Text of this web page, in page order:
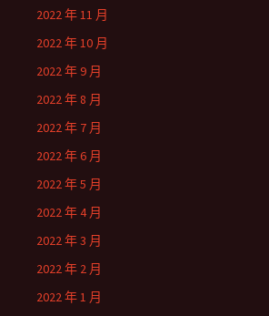
2022 年 11 月
2022 年 10 月
2022 年 9 月
2022 年 8 月
2022 年 7 月
2022 年 6 月
2022 年 5 月
2022 年 4 月
2022 年 3 月
2022 年 2 月
2022 年 1 月